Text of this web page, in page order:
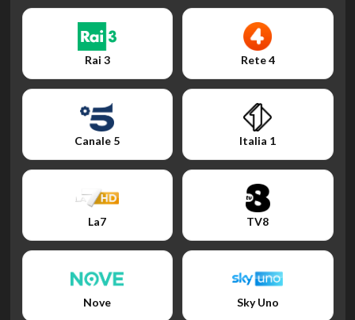
Rai 3 Rete 4
Canale 5 Italia 1
La7 TV8
Nove Sky Uno